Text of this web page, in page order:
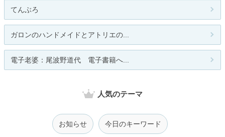
てんぶろ
ガロンのハンドメイドとアトリエの...
電子老婆：尾波野道代 電子書籍へ...
人気のテーマ
お知らせ 今日のキーワード